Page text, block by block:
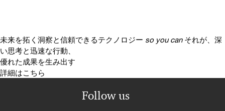
未来を拓く洞察と信頼できるテクノロジー so you can それが、深
い思考と迅速な行動、
優れた成果を生み出す
詳細はこちら
Follow us